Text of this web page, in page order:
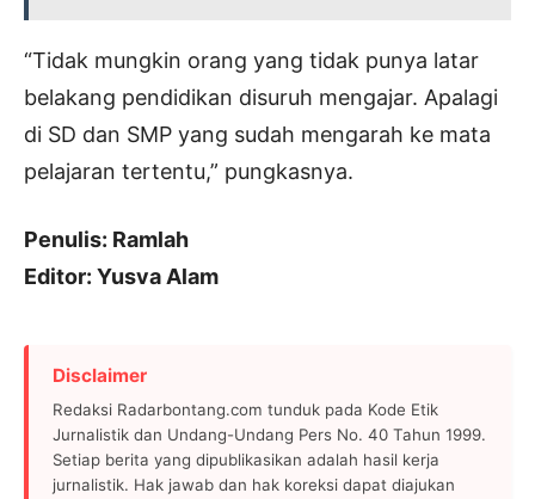
“Tidak mungkin orang yang tidak punya latar
belakang pendidikan disuruh mengajar. Apalagi
di SD dan SMP yang sudah mengarah ke mata
pelajaran tertentu,” pungkasnya.
Penulis: Ramlah
Editor: Yusva Alam
Disclaimer
Redaksi Radarbontang.com tunduk pada Kode Etik
Jurnalistik dan Undang-Undang Pers No. 40 Tahun 1999.
Setiap berita yang dipublikasikan adalah hasil kerja
jurnalistik. Hak jawab dan hak koreksi dapat diajukan